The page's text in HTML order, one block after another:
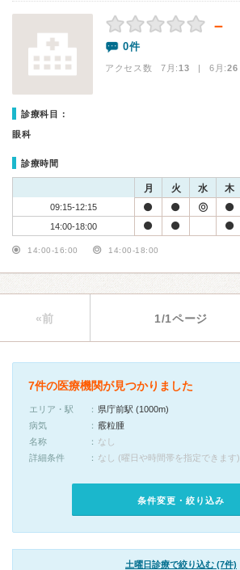
－
0件
アクセス数 7月:13 | 6月:26
診療科目：
眼科
診療時間
月 火 水 木
09:15-12:15
14:00-18:00
14:00-16:00 14:00-18:00
«前 1/1ページ
7件の医療機関が見つかりました
エリア・駅
県庁前駅 (1000m)
病気
霰粒腫
名称
なし
詳細条件
なし (曜日や時間帯を指定できます)
条件変更・絞り込み
土曜日診療で絞り込む (7件)